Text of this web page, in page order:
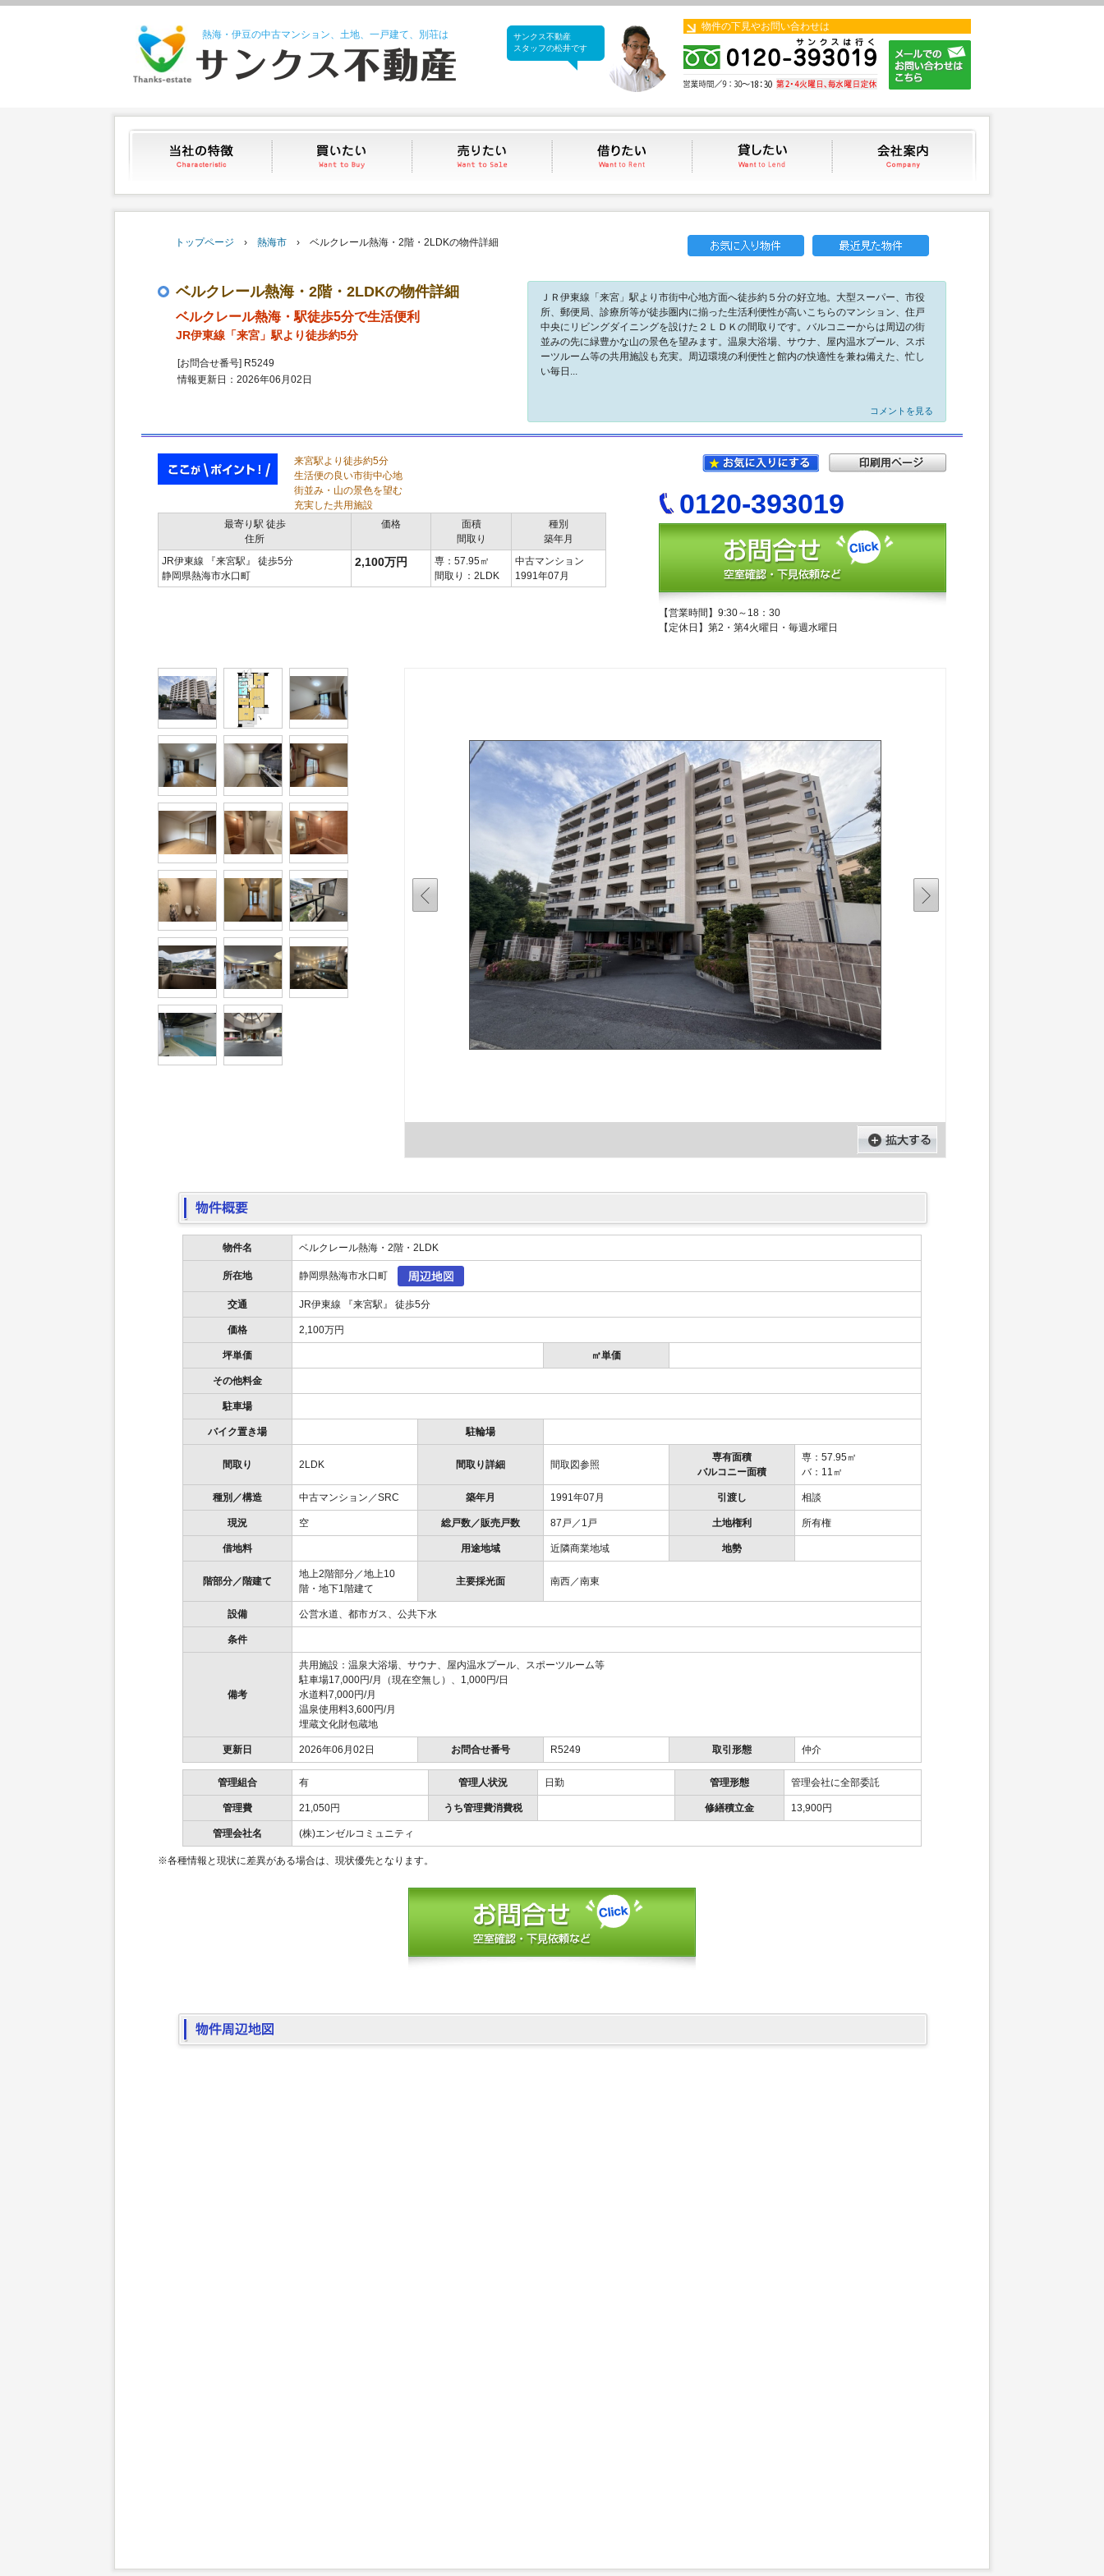
熱海・伊豆の中古マンション、土地、一戸建て、別荘は
サンクス不動産
サンクス不動産
スタッフの松井です
物件の下見やお問い合わせは
当社の特徴 買いたい 売りたい 借りたい 貸したい
トップページ › 熱海市 › ベルクレール熱海・2階・2LDKの物件詳細
ベルクレール熱海・2階・2LDKの物件詳細
ベルクレール熱海・駅徒歩5分で生活便利
JR伊東線「来宮」駅より徒歩約5分
[お問合せ番号] R5249
情報更新日：2026年06月02日
ＪＲ伊東線「来宮」駅より市街中心地方面へ徒歩約５分の好立地。大型スーパー、市役
所、郵便局、診療所等が徒歩圏内に揃った生活利便性が高いこちらのマンション、住戸
中央にリビングダイニングを設けた２ＬＤＫの間取りです。バルコニーからは周辺の街
並みの先に緑豊かな山の景色を望みます。温泉大浴場、サウナ、屋内温水プール、スポ
ーツルーム等の共用施設も充実。周辺環境の利便性と館内の快適性を兼ね備えた、忙し
い毎日...
コメントを見る
来宮駅より徒歩約5分
生活便の良い市街中心地
街並み・山の景色を望む
充実した共用施設
最寄り駅 徒歩
住所
価格
面積
間取り
種別
築年月
JR伊東線 『来宮駅』 徒歩5分
静岡県熱海市水口町
2,100万円
専：57.95㎡
間取り：2LDK
中古マンション
1991年07月
0120-393019
【営業時間】9:30～18：30
【定休日】第2・第4火曜日・毎週水曜日
物件名 ベルクレール熱海・2階・2LDK
所在地 静岡県熱海市水口町
交通 JR伊東線 『来宮駅』 徒歩5分
価格 2,100万円
坪単価 ㎡単価
その他料金
駐車場
バイク置き場 駐輪場
間取り 2LDK 間取り詳細 間取図参照
専有面積
バルコニー面積
専：57.95㎡
バ：11㎡
種別／構造 中古マンション／SRC 築年月 1991年07月 引渡し 相談
現況 空 総戸数／販売戸数 87戸／1戸 土地権利 所有権
借地料 用途地域 近隣商業地域 地勢
階部分／階建て
地上2階部分／地上10
階・地下1階建て
主要採光面 南西／南東
設備 公営水道、都市ガス、公共下水
条件
備考
共用施設：温泉大浴場、サウナ、屋内温水プール、スポーツルーム等
駐車場17,000円/月（現在空無し）、1,000円/日
水道料7,000円/月
温泉使用料3,600円/月
埋蔵文化財包蔵地
更新日 2026年06月02日 お問合せ番号 R5249 取引形態 仲介
管理組合 有 管理人状況 日勤 管理形態 管理会社に全部委託
管理費 21,050円 うち管理費消費税 修繕積立金 13,900円
管理会社名 (株)エンゼルコミュニティ
※各種情報と現状に差異がある場合は、現状優先となります。